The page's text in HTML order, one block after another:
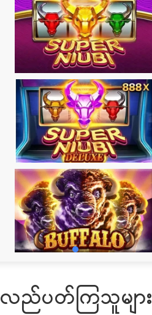
လည်ပတ်ကြသူများ